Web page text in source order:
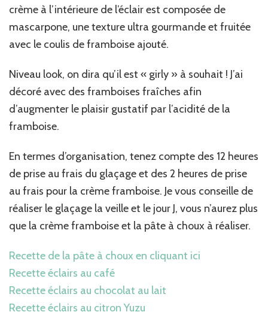
crème à l’intérieure de l’éclair est composée de
mascarpone, une texture ultra gourmande et fruitée
avec le coulis de framboise ajouté.
Niveau look, on dira qu’il est « girly » à souhait ! J’ai
décoré avec des framboises fraîches afin
d’augmenter le plaisir gustatif par l’acidité de la
framboise.
En termes d’organisation, tenez compte des 12 heures
de prise au frais du glaçage et des 2 heures de prise
au frais pour la crème framboise. Je vous conseille de
réaliser le glaçage la veille et le jour J, vous n’aurez plus
que la crème framboise et la pâte à choux à réaliser.
Recette de la pâte à choux en cliquant ici
Recette éclairs au café
Recette éclairs au chocolat au lait
Recette éclairs au citron Yuzu